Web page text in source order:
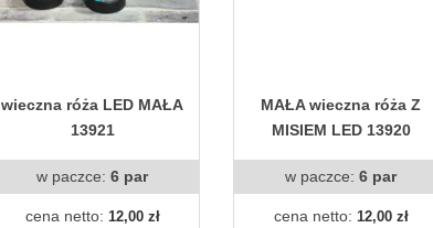
wieczna róża LED MAŁA
13921
w paczce: 6 par
cena netto: 12,00 zł
MAŁA wieczna róża Z
MISIEM LED 13920
w paczce: 6 par
cena netto: 12,00 zł